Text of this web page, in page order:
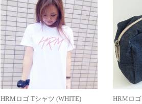
HRMロゴ Tシャツ (WHITE)
HRMロ